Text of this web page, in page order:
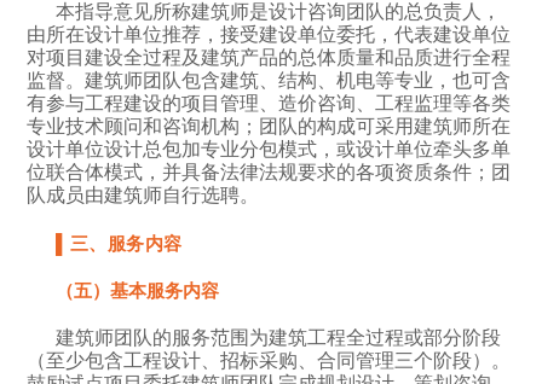
本指导意见所称建筑师是设计咨询团队的总负责人，
由所在设计单位推荐，接受建设单位委托，代表建设单位
对项目建设全过程及建筑产品的总体质量和品质进行全程
监督。建筑师团队包含建筑、结构、机电等专业，也可含
有参与工程建设的项目管理、造价咨询、工程监理等各类
专业技术顾问和咨询机构；团队的构成可采用建筑师所在
设计单位设计总包加专业分包模式，或设计单位牵头多单
位联合体模式，并具备法律法规要求的各项资质条件；团
队成员由建筑师自行选聘。
▌三、服务内容
（五）基本服务内容
建筑师团队的服务范围为建筑工程全过程或部分阶段
（至少包含工程设计、招标采购、合同管理三个阶段）。